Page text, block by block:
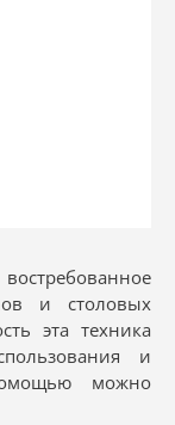
и столовых
эта техника
и
можно